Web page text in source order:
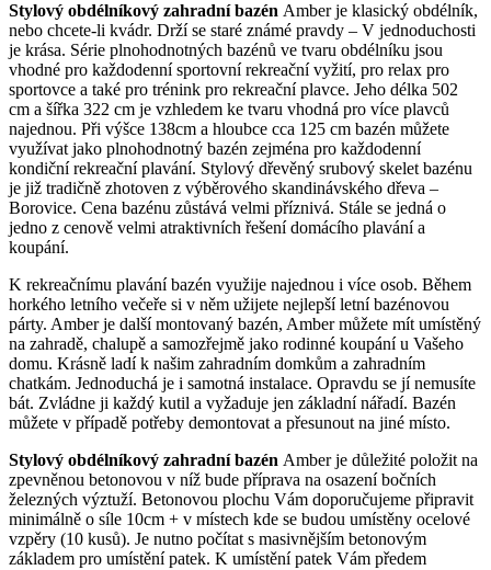
Stylový obdélníkový zahradní bazén Amber je klasický obdélník,
nebo chcete-li kvádr. Drží se staré známé pravdy – V jednoduchosti
je krása. Série plnohodnotných bazénů ve tvaru obdélníku jsou
vhodné pro každodenní sportovní rekreační vyžití, pro relax pro
sportovce a také pro trénink pro rekreační plavce. Jeho délka 502
cm a šířka 322 cm je vzhledem ke tvaru vhodná pro více plavců
najednou. Při výšce 138cm a hloubce cca 125 cm bazén můžete
využívat jako plnohodnotný bazén zejména pro každodenní
kondiční rekreační plavání. Stylový dřevěný srubový skelet bazénu
je již tradičně zhotoven z výběrového skandinávského dřeva –
Borovice. Cena bazénu zůstává velmi příznivá. Stále se jedná o
jedno z cenově velmi atraktivních řešení domácího plavání a
koupání.
K rekreačnímu plavání bazén využije najednou i více osob. Během
horkého letního večeře si v něm užijete nejlepší letní bazénovou
párty. Amber je další montovaný bazén, Amber můžete mít umístěný
na zahradě, chalupě a samozřejmě jako rodinné koupání u Vašeho
domu. Krásně ladí k našim zahradním domkům a zahradním
chatkám. Jednoduchá je i samotná instalace. Opravdu se jí nemusíte
bát. Zvládne ji každý kutil a vyžaduje jen základní nářadí. Bazén
můžete v případě potřeby demontovat a přesunout na jiné místo.
Stylový obdélníkový zahradní bazén Amber je důležité položit na
zpevněnou betonovou v níž bude příprava na osazení bočních
železných výztuží. Betonovou plochu Vám doporučujeme připravit
minimálně o síle 10cm + v místech kde se budou umístěny ocelové
vzpěry (10 kusů). Je nutno počítat s masivnějším betonovým
základem pro umístění patek. K umístění patek Vám předem